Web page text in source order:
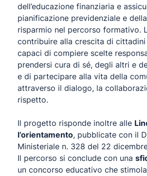
dell’educazione finanziaria e
pianificazione previdenziale e
risparmio nel percorso formativo.
contribuire alla crescita di
capaci di compiere scelte
prendersi cura di sé, degli altri e
e di partecipare alla vita della
attraverso il dialogo, la
rispetto.
Il progetto risponde inoltre alle
l’orientamento, pubblicate con il
Ministeriale n. 328 del 22
Il percorso si conclude con una
un concorso educativo che